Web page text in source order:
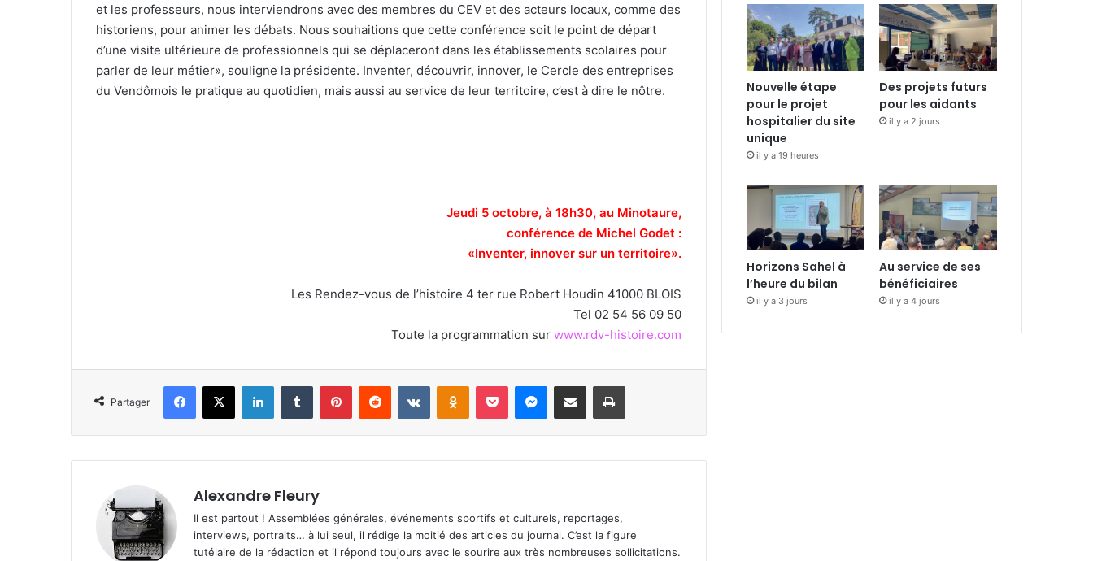
et les professeurs, nous interviendrons avec des membres du CEV et des acteurs locaux, comme des
historiens, pour animer les débats. Nous souhaitions que cette conférence soit le point de départ
d’une visite ultérieure de professionnels qui se déplaceront dans les établissements scolaires pour
parler de leur métier», souligne la présidente. Inventer, découvrir, innover, le Cercle des entreprises
du Vendômois le pratique au quotidien, mais aussi au service de leur territoire, c’est à dire le nôtre.
Jeudi 5 octobre, à 18h30, au Minotaure,
conférence de Michel Godet :
«Inventer, innover sur un territoire».
Les Rendez-vous de l’histoire 4 ter rue Robert Houdin 41000 BLOIS
Tel 02 54 56 09 50
Toute la programmation sur www.rdv-histoire.com
Partager
Alexandre Fleury
Il est partout ! Assemblées générales, événements sportifs et culturels, reportages,
interviews, portraits… à lui seul, il rédige la moitié des articles du journal. C’est la figure
tutélaire de la rédaction et il répond toujours avec le sourire aux très nombreuses sollicitations.
Nouvelle étape
pour le projet
hospitalier du site
unique
il y a 19 heures
Des projets futurs
pour les aidants
il y a 2 jours
Horizons Sahel à
l’heure du bilan
il y a 3 jours
Au service de ses
bénéficiaires
il y a 4 jours